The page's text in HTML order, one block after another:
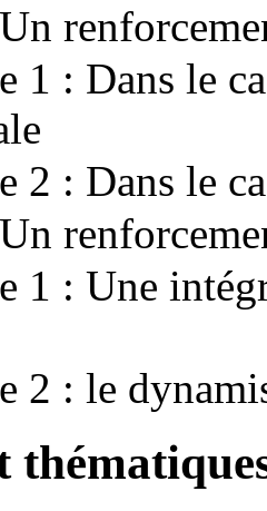
1 : Dans le
2 : Dans le
1 : Une
2 : le